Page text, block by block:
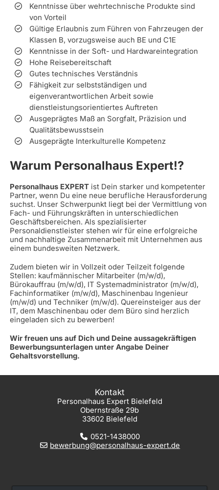
Kenntnisse über wehrtechnische Produkte sind
von Vorteil
Gültige Erlaubnis zum Führen von Fahrzeugen der
Klassen B, vorzugsweise auch BE und C1E
Kenntnisse in der Soft- und Hardwareintegration
Hohe Reisebereitschaft
Gutes technisches Verständnis
Fähigkeit zur selbstständigen und
eigenverantwortlichen Arbeit sowie
dienstleistungsorientiertes Auftreten
Ausgeprägtes Maß an Sorgfalt, Präzision und
Qualitätsbewusstsein
Ausgeprägte Interkulturelle Kompetenz
Warum Personalhaus Expert!?
Personalhaus EXPERT ist Dein starker und kompetenter
Partner, wenn Du eine neue berufliche Herausforderung
suchst. Unser Schwerpunkt liegt bei der Vermittlung von
Fach- und Führungskräften in unterschiedlichen
Geschäftsbereichen. Als spezialisierter
Personaldienstleister stehen wir für eine erfolgreiche
und nachhaltige Zusammenarbeit mit Unternehmen aus
einem bundesweiten Netzwerk.
Zudem bieten wir in Vollzeit oder Teilzeit folgende
Stellen: kaufmännischer Mitarbeiter (m/w/d),
Bürokauffrau (m/w/d), IT Systemadministrator (m/w/d),
Fachinformatiker (m/w/d), Maschinenbau Ingenieur
(m/w/d) und Techniker (m/w/d). Quereinsteiger aus der
IT, dem Maschinenbau oder dem Büro sind herzlich
eingeladen sich zu bewerben!
Wir freuen uns auf Dich und Deine aussagekräftigen
Bewerbungsunterlagen unter Angabe Deiner
Gehaltsvorstellung.
Kontakt
Personalhaus Expert Bielefeld
Obernstraße 29b
33602 Bielefeld
0521-1438000
bewerbung@personalhaus-expert.de